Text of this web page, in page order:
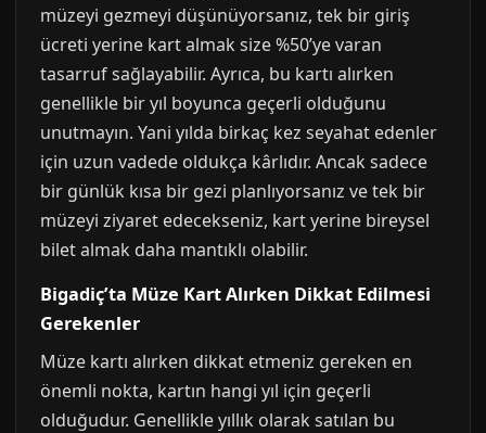
müzeyi gezmeyi düşünüyorsanız, tek bir giriş
ücreti yerine kart almak size %50’ye varan
tasarruf sağlayabilir. Ayrıca, bu kartı alırken
genellikle bir yıl boyunca geçerli olduğunu
unutmayın. Yani yılda birkaç kez seyahat edenler
için uzun vadede oldukça kârlıdır. Ancak sadece
bir günlük kısa bir gezi planlıyorsanız ve tek bir
müzeyi ziyaret edecekseniz, kart yerine bireysel
bilet almak daha mantıklı olabilir.
Bigadiç’ta Müze Kart Alırken Dikkat Edilmesi
Gerekenler
Müze kartı alırken dikkat etmeniz gereken en
önemli nokta, kartın hangi yıl için geçerli
olduğudur. Genellikle yıllık olarak satılan bu